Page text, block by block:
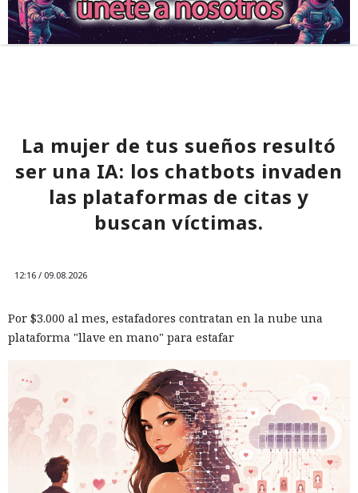
La mujer de tus sueños resultó
ser una IA: los chatbots invaden
las plataformas de citas y
buscan víctimas.
12:16 / 09.08.2026
Por $3.000 al mes, estafadores contratan en la nube una
plataforma "llave en mano" para estafar